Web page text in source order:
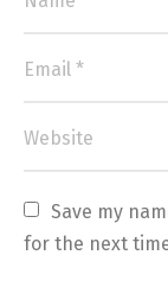
Save my
for the next